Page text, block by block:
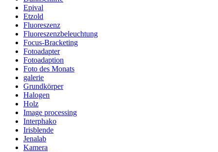
Epival
Etzold
Fluoreszenz
Fluoreszenzbeleuchtung
Focus-Bracketing
Fotoadapter
Fotoadaption
Foto des Monats
galerie
Grundkörper
Halogen
Holz
Image processing
Interphako
Irisblende
Jenalab
Kamera